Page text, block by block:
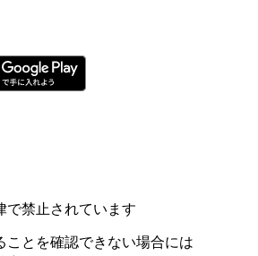
で禁止されています
ことを確認できない場合には